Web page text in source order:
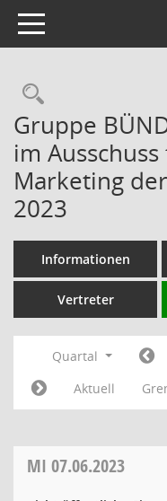
Toggle navigation
Gruppe
im
Marketing
2023
Informationen
Vertreter
Quartal
Aktuell
MI 07.06.2023